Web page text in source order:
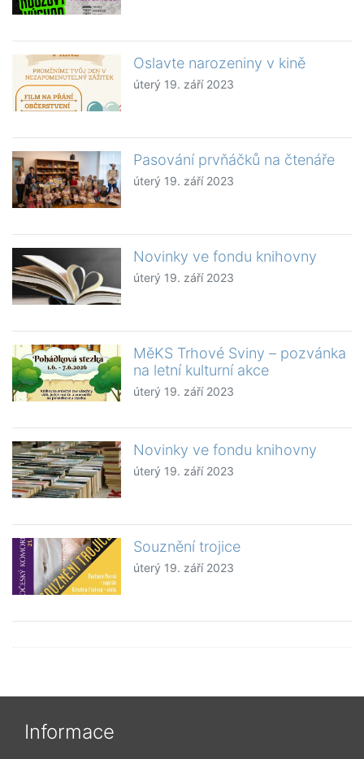
Oslavte narozeniny v kině
úterý 19. září 2023
Pasování prvňáčků na čtenáře
úterý 19. září 2023
Novinky ve fondu knihovny
úterý 19. září 2023
MěKS Trhové Sviny – pozvánka
na letní kulturní akce
úterý 19. září 2023
Novinky ve fondu knihovny
úterý 19. září 2023
Souznění trojice
úterý 19. září 2023
Informace